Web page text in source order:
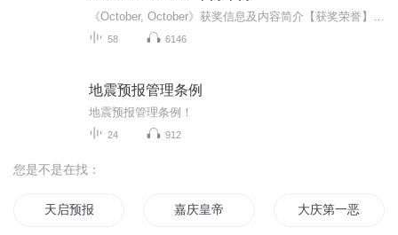
58 6146
地震预报管理条例
地震预报管理条例！
24 912
您是不是在找：
天启预报 嘉庆皇帝 大庆第一恶